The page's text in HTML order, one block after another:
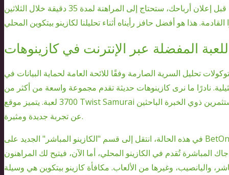
للمطالبة بمكافأة دعوة مطابقة بنسبة 100%. ولكن قبل إعلان أرباحك، ستحتاج إلى المراهنة لمدة 35 دقيقة خلال الثلاثين
تحليل السرية الصارمة وفقًا للائحة العامة لحماية البيانات في
نادرًا ما نرى كازينوهات حديثة تقدم مجموعة واسعة من أكثر من
3700 لعبة. يتميز موقع Twist Samurai بتصميمه الرائع وجماله الأخّاذ، كما يوفر منصة رائعة للمستثمرين ذوي الخبرة الباحثين
عن تجربة جديدة ومثيرة.
في هذه الحالة، انتقل إلى قسم "الكازينو المباشر" الجديد على BetOnline، حيث ينتظرك نخبة من موزعي البطاقات في
المباشرة تُقدم في الكازينو المحلي، أما الآن، فيتيح لك المراهنون
واليانصيب، وغيرها من الألعاب. مكافأة كازينو بيتكوين هي وسيلة